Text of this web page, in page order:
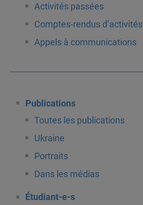
Activités passées
Comptes-rendus d’activités
Appels à communications
Publications
Toutes les publications
Ukraine
Portraits
Dans les médias
Étudiant-e-s